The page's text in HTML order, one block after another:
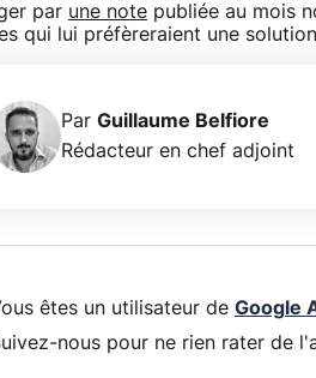
par une note publiée au mois
qui lui préfèreraient une
Par Guillaume Belfiore
Rédacteur en chef adjoint
êtes un utilisateur de Google
nous pour ne rien rater de